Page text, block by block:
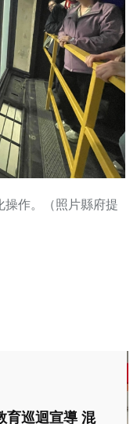
操作。（照片縣府提
育巡迴宣導 混